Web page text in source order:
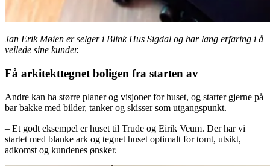
Jan Erik Møien er selger i Blink Hus Sigdal og har lang erfaring i å
veilede sine kunder.
Få arkitekttegnet boligen fra starten av
Andre kan ha større planer og visjoner for huset, og starter gjerne på
bar bakke med bilder, tanker og skisser som utgangspunkt.
– Et godt eksempel er huset til Trude og Eirik Veum. Der har vi
startet med blanke ark og tegnet huset optimalt for tomt, utsikt,
adkomst og kundenes ønsker.